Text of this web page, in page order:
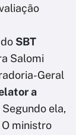
SBT
Salomi
Geral
a
Segundo ela,
ministro